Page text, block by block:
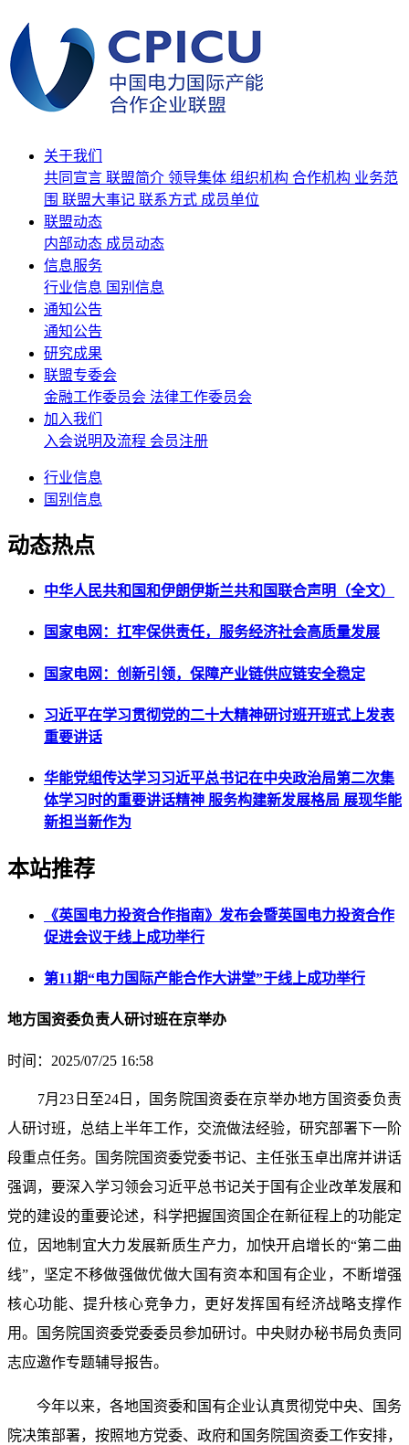
关于我们
共同宣言 联盟简介 领导集体 组织机构 合作机构 业务范
围 联盟大事记 联系方式 成员单位
联盟动态
内部动态 成员动态
信息服务
行业信息 国别信息
通知公告
通知公告
研究成果
联盟专委会
金融工作委员会 法律工作委员会
加入我们
入会说明及流程 会员注册
行业信息
国别信息
动态热点
中华人民共和国和伊朗伊斯兰共和国联合声明（全文）
国家电网：扛牢保供责任，服务经济社会高质量发展
国家电网：创新引领，保障产业链供应链安全稳定
习近平在学习贯彻党的二十大精神研讨班开班式上发表
重要讲话
华能党组传达学习习近平总书记在中央政治局第二次集
体学习时的重要讲话精神 服务构建新发展格局 展现华能
新担当新作为
本站推荐
《英国电力投资合作指南》发布会暨英国电力投资合作
促进会议于线上成功举行
第11期“电力国际产能合作大讲堂”于线上成功举行
地方国资委负责人研讨班在京举办
时间：2025/07/25 16:58
7月23日至24日，国务院国资委在京举办地方国资委负责
人研讨班，总结上半年工作，交流做法经验，研究部署下一阶
段重点任务。国务院国资委党委书记、主任张玉卓出席并讲话
强调，要深入学习领会习近平总书记关于国有企业改革发展和
党的建设的重要论述，科学把握国资国企在新征程上的功能定
位，因地制宜大力发展新质生产力，加快开启增长的“第二曲
线”，坚定不移做强做优做大国有资本和国有企业，不断增强
核心功能、提升核心竞争力，更好发挥国有经济战略支撑作
用。国务院国资委党委委员参加研讨。中央财办秘书局负责同
志应邀作专题辅导报告。
今年以来，各地国资委和国有企业认真贯彻党中央、国务
院决策部署，按照地方党委、政府和国务院国资委工作安排，